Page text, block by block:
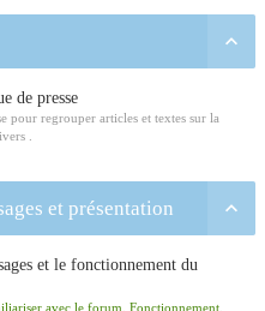
de presse
pour regrouper articles et textes sur la
.
et présentation
et le fonctionnement du
avec le forum. Fonctionnement,